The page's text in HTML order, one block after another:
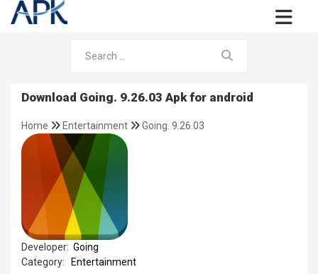
Download Going. 9.26.03 Apk for android
Home Entertainment Going. 9.26.03
Developer: Going
Category:
Entertainment